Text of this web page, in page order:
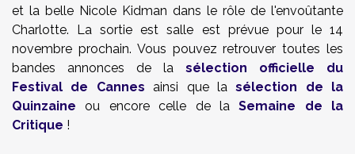
et la belle Nicole Kidman dans le rôle de l'envoûtante
Charlotte. La sortie est salle est prévue pour le 14
novembre prochain. Vous pouvez retrouver toutes les
bandes annonces de la sélection officielle du
Festival de Cannes ainsi que lasélection de la
Quinzaine ou encore celle de laSemaine de la
Critique !